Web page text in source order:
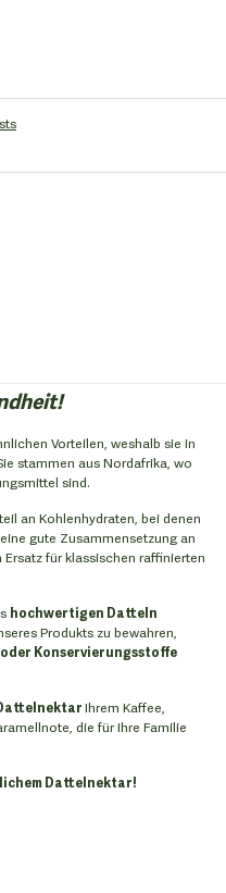
Vorteilen, weshalb sie in
stammen aus Nordafrika, wo
sind.
an Kohlenhydraten, bei denen
gute Zusammensetzung an
für klassischen raffinierten
hochwertigen Datteln
Produkts zu bewahren,
Konservierungsstoffe
Ihrem Kaffee,
die für Ihre Familie
Dattelnektar!